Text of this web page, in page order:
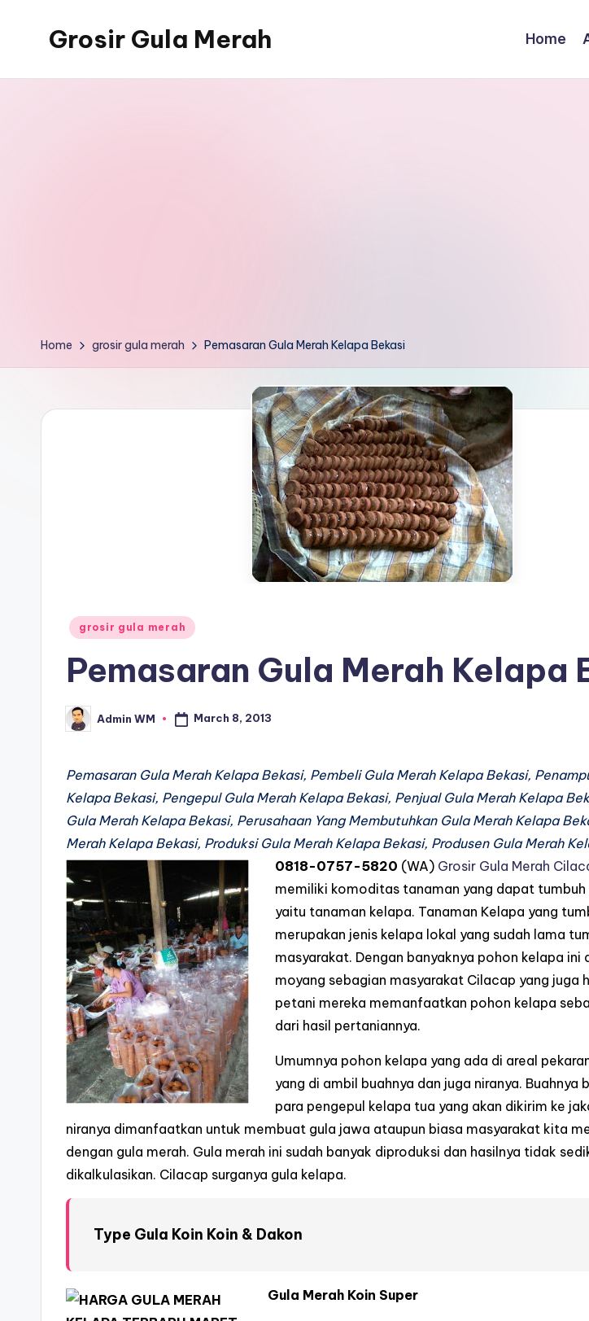
Grosir Gula Merah Home
Home grosir gula merah Pemasaran Gula Merah Kelapa Bekasi
Posted
grosir gula merah
Pemasaran Gula Merah Kelapa
Posted
by
Admin WM March 8, 2013
Pemasaran Gula Merah Kelapa Bekasi, Pembeli Gula Merah Kelapa Bekasi,
Kelapa Bekasi, Pengepul Gula Merah Kelapa Bekasi, Penjual Gula Merah Kelapa
Gula Merah Kelapa Bekasi, Perusahaan Yang Membutuhkan Gula Merah Kelapa
Merah Kelapa Bekasi, Produksi Gula Merah Kelapa Bekasi, Produsen Gula Merah
0818-0757-5820 (WA) Grosir Gula Merah
memiliki komoditas tanaman yang dapat
yaitu tanaman kelapa. Tanaman Kelapa yang
merupakan jenis kelapa lokal yang sudah lama
masyarakat. Dengan banyaknya pohon kelapa ini
moyang sebagian masyarakat Cilacap yang juga
petani mereka memanfaatkan pohon kelapa
dari hasil pertaniannya.
Umumnya pohon kelapa yang ada di areal
yang di ambil buahnya dan juga niranya. Buahnya
para pengepul kelapa tua yang akan dikirim ke
niranya dimanfaatkan untuk membuat gula jawa ataupun biasa masyarakat kita
dengan gula merah. Gula merah ini sudah banyak diproduksi dan hasilnya tidak
dikalkulasikan. Cilacap surganya gula kelapa.
Type Gula Koin Koin & Dakon
Gula Merah Koin Super